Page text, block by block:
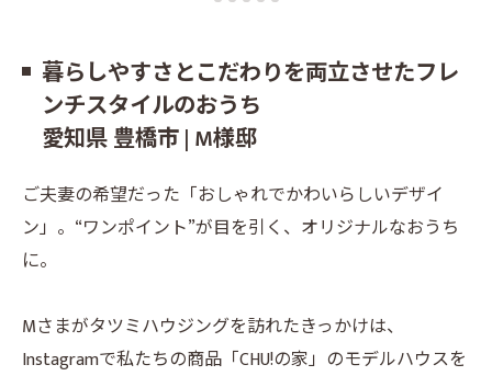
暮らしやすさとこだわりを両立させたフレ
ンチスタイルのおうち
愛知県 豊橋市 | M様邸
ご夫妻の希望だった「おしゃれでかわいらしいデザイ
ン」。“ワンポイント”が目を引く、オリジナルなおうち
に。
Mさまがタツミハウジングを訪れたきっかけは、
Instagramで私たちの商品「CHU!の家」のモデルハウスを